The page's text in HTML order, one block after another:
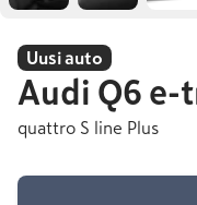
Uusi auto
Audi Q6 e-
quattro S line Plus